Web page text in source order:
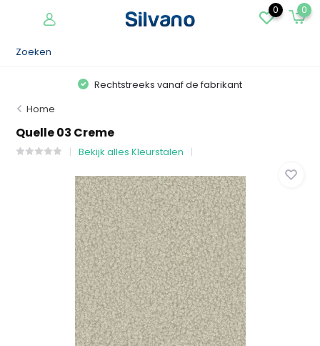
0 0
Rechtstreeks vanaf de fabrikant
Home
Quelle 03 Creme
Bekijk alles Kleurstalen